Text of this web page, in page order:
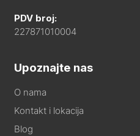
PDV broj:
227871010004
Upoznajte nas
O nama
Kontakt i lokacija
Blog